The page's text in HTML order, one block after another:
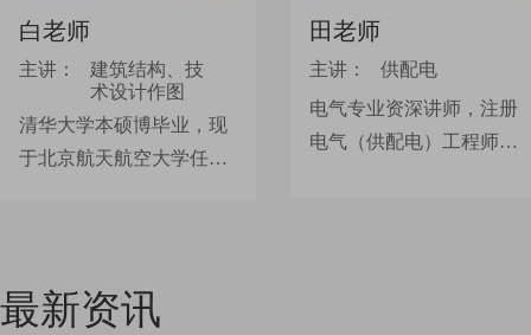
白老师
主讲：
建筑结构、技
术设计作图
清华大学本硕博毕业，现
于北京航天航空大学任
下的受力性能理论和数值
研究工作，有多年的辅导
田老师
主讲：
供配电
电气专业资深讲师，注册
电气（供配电）工程师。
最新资讯